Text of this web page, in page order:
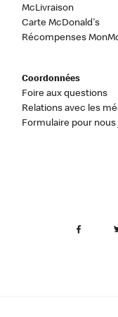
McLivraison
Carte McDonald's
Récompenses
Coordonnées
Foire aux questions
Relations avec les
Formulaire pour nous